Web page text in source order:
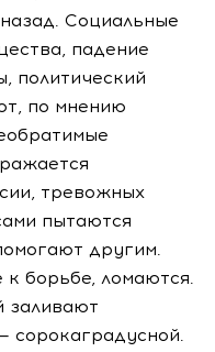
назад. Социальные
падение
политический
по мнению
тревожных
пытаются
другим.
борьбе, ломаются.
заливают
сорокаградусной.